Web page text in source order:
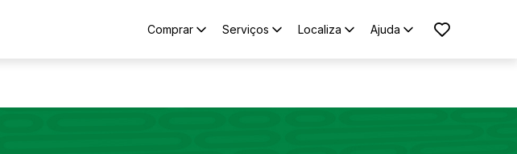
Comprar Serviços Localiza Ajuda